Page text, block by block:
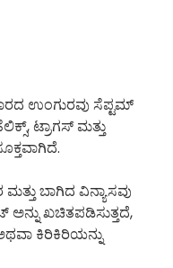
ಉಂಗುರವು ಸೆಪ್ಟಮ್
ಟ್ರಾಗಸ್ ಮತ್ತು
ಬಾಗಿದ ವಿನ್ಯಾಸವು
ಖಚಿತಪಡಿಸುತ್ತದೆ,
ಕಿರಿಕಿರಿಯನ್ನು